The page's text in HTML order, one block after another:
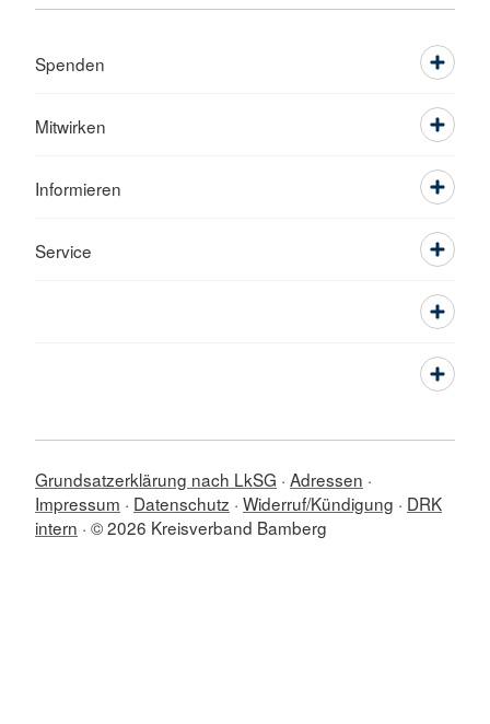
Spenden
Mitwirken
Informieren
Service
Grundsatzerklärung nach LkSG Adressen
Impressum
Datenschutz Widerruf/Kündigung
DRK
intern © 2026 Kreisverband Bamberg